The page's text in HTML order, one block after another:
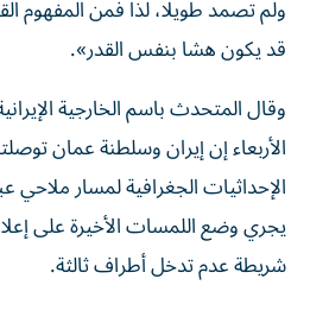
ولم تصمد طويلا، لذا فمن المفهوم
قد يكون هشا بنفس القدر».
وقال المتحدث باسم الخارجية
الأربعاء إن إيران وسلطنة عمان
الإحداثيات الجغرافية لمسار
يجري وضع اللمسات الأخيرة على
شريطة عدم تدخل أطراف ثالثة.